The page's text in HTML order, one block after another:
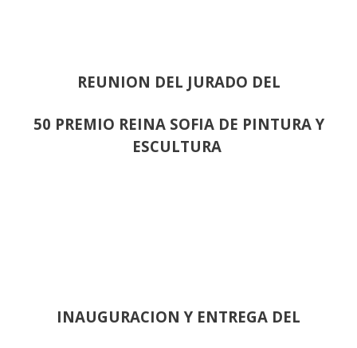
REUNION DEL JURADO DEL
50 PREMIO REINA SOFIA DE PINTURA Y
ESCULTURA
INAUGURACION Y ENTREGA DEL